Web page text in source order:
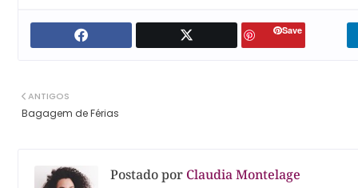
Save
ANTIGOS
Bagagem de Férias
Postado por Claudia Montelage